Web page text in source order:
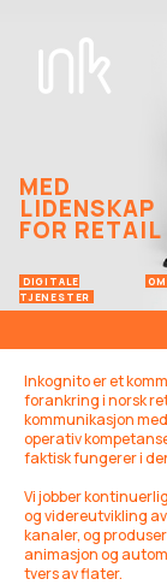
MED
LIDENSKAP
FOR RETAIL
DIGITALE
TJENESTER
Inkognito er et
forankring i norsk
kommunikasjon
operativ
faktisk fungerer i
Vi jobber
og videreutvikling
kanaler, og
animasjon og
tvers av flater.